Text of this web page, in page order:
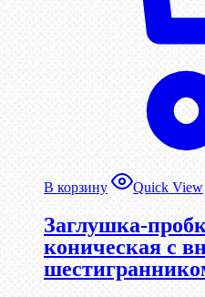
В корзину Quick View
Заглушка-
коническая с